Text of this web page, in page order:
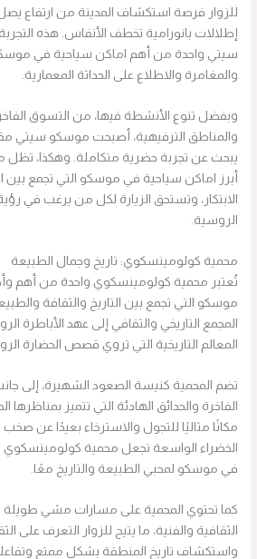
إطلالات بانورامية تخطف الأنفاس. هذه
سيتي واحدة من أهم اماكن سياحية في
والمغامرة والاطلاع على الحداثة المعمارية.
وبفضل تنوع الأنشطة فيها، من التسوق الفاخر
والمناطق الترفيهية، أصبحت موسكو سيتي
يبحث عن تجربة حضرية متكاملة. وهكذا،
أبرز اماكن سياحية في موسكو التي تجمع بين
الابتكار، وتستحق الزيارة لكل من يرغب في
الروسية.
محمية كولومينسكوي: تاريخ وجمال الطبيعة
تُعتبر محمية كولومينسكوي واحدة من أهم
موسكو التي تجمع بين التاريخ والثقافة
المجمع التاريخي والثقافي إلى عهد الأباطرة
المعالم التاريخية التي تروي قصص الحضارة
تضم المحمية كنيسة الصعود الشهيرة، إلى
الفاخرة والحدائق الهادئة التي تتميز بمناظرها
مكانًا مثاليًا للتجول والاسترخاء بعيدًا عن
الخضراء الواسعة تجعل محمية كولومينسكوي
في موسكو لمحبي الطبيعة والتاريخ معًا.
كما تحتوي المحمية على مسارات مشي
الثقافية والفنية، ما يتيح للزوار التعرف على
واستكشاف تاريخ المنطقة بشكل ممتع